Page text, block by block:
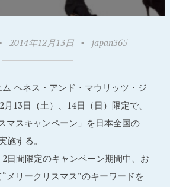
2014年12月13日 • japan365
ヘネス・アンド・マウリッツ・ジ
13日（土）、14日（日）限定で、
マスキャンペーン」を日本全国の
施する。
日間限定のキャンペーン期間中、お
メリークリスマス”のキーワードを